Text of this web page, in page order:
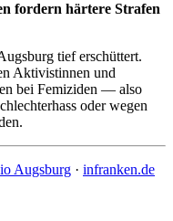
fordern härtere Strafen
tief erschüttert.
Aktivistinnen und
bei Femiziden — also
oder wegen
Augsburg · infranken.de